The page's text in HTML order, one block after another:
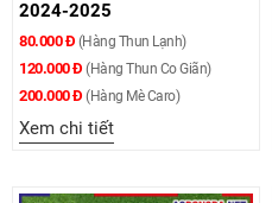
2024-2025
80.000 Đ (Hàng Thun Lạnh)
120.000 Đ (Hàng Thun Co Giãn)
200.000 Đ (Hàng Mè Caro)
Xem chi tiết